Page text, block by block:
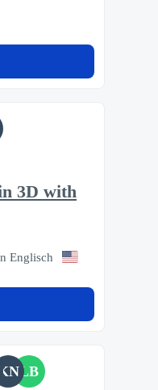
3D with
Englisch
KN LB